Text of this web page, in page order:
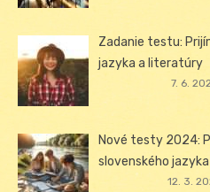
Zadanie testu:
jazyka a literatúry
7. 6.
Nové testy 2024:
slovenského
12. 3.